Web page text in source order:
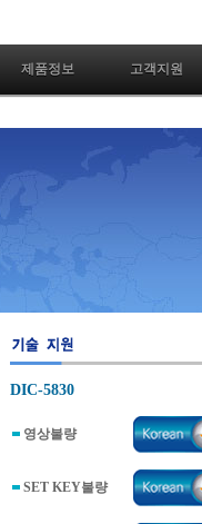
제품정보 고객지원
DIC-5830
영상불량
SET KEY불량